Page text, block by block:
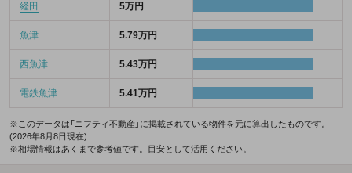
経田 5万円
魚津 5.79万円
西魚津 5.43万円
電鉄魚津 5.41万円
※このデータは「ニフティ不動産」に掲載されている物件を元に算出したものです。
(2026年8月8日現在)
※相場情報はあくまで参考値です。目安として活用ください。